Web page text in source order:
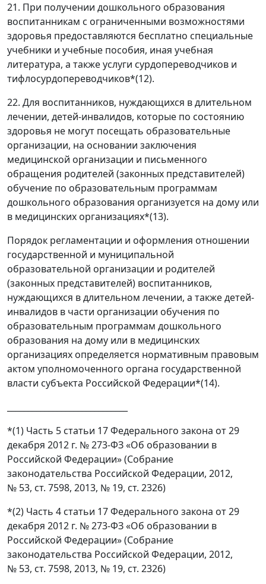
21. При получении дошкольного образования
воспитанникам с ограниченными возможностями
здоровья предоставляются бесплатно специальные
учебники и учебные пособия, иная учебная
литература, а также услуги сурдопереводчиков и
тифлосурдопереводчиков*(12).
22. Для воспитанников, нуждающихся в длительном
лечении, детей-инвалидов, которые по состоянию
здоровья не могут посещать образовательные
организации, на основании заключения
медицинской организации и письменного
обращения родителей (законных представителей)
обучение по образовательным программам
дошкольного образования организуется на дому или
в медицинских организациях*(13).
Порядок регламентации и оформления отношении
государственной и муниципальной
образовательной организации и родителей
(законных представителей) воспитанников,
нуждающихся в длительном лечении, а также детей-
инвалидов в части организации обучения по
образовательным программам дошкольного
образования на дому или в медицинских
организациях определяется нормативным правовым
актом уполномоченного органа государственной
власти субъекта Российской Федерации*(14).
*(1) Часть 5 статьи 17 Федерального закона от 29
декабря 2012 г. № 273-ФЗ «Об образовании в
Российской Федерации» (Собрание
законодательства Российской Федерации, 2012,
№ 53, ст. 7598, 2013, № 19, ст. 2326)
*(2) Часть 4 статьи 17 Федерального закона от 29
декабря 2012 г. № 273-ФЗ «Об образовании в
Российской Федерации» (Собрание
законодательства Российской Федерации, 2012,
№ 53, ст. 7598, 2013, № 19, ст. 2326)